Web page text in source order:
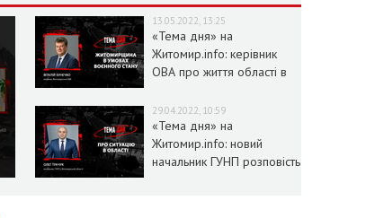
13.05.2022, 13:25
«Тема дня» на
Житомир.info: керівник
ОВА про життя області в
29.04.2022, 10:59
«Тема дня» на
Житомир.info: новий
начальник ГУНП розповість